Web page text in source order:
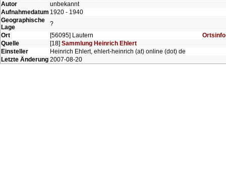
Autor
unbekannt
Aufnahmedatum 1920 - 1940
Geographische
Lage
?
Ort
[56095] Lautern
Ortsinfo
Quelle
[18] Sammlung Heinrich Ehlert
Einsteller
Heinrich Ehlert, ehlert-heinrich (at) online (dot) de
Letzte Änderung 2007-08-20